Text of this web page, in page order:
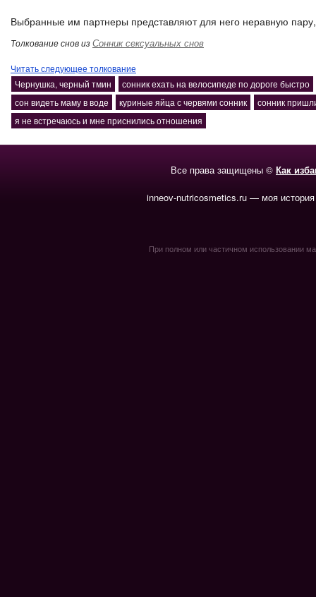
Выбранные им партнеры представляют для него неравную
Толкование снов изСонник сексуальных снов
Читать следующее толкование
Чернушка, черный тмин
сонник ехать на велосипеде по дороге быстро
сон видеть маму в воде
куриные яйца с червями сонник
сонник
я не встречаюсь и мне приснились отношения
Все права защищены © Как
inneov-nutricosmetics.ru — моя
При полном или частичном использовании